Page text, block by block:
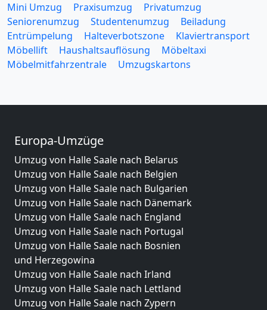
Mini Umzug
Praxisumzug
Privatumzug
Seniorenumzug
Studentenumzug
Beiladung
Entrümpelung
Halteverbotszone
Klaviertransport
Möbellift
Haushaltsauflösung
Möbeltaxi
Möbelmitfahrzentrale
Umzugskartons
Europa-Umzüge
Umzug von Halle Saale nach Belarus
Umzug von Halle Saale nach Belgien
Umzug von Halle Saale nach Bulgarien
Umzug von Halle Saale nach Dänemark
Umzug von Halle Saale nach England
Umzug von Halle Saale nach Portugal
Umzug von Halle Saale nach Bosnien
und Herzegowina
Umzug von Halle Saale nach Irland
Umzug von Halle Saale nach Lettland
Umzug von Halle Saale nach Zypern